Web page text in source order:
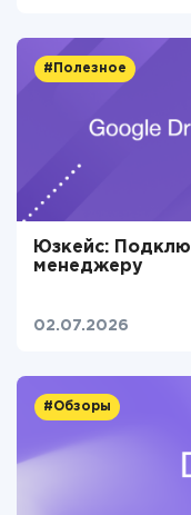
#Полезное
Юзкейс:
менеджеру
02.07.2026
#Обзоры